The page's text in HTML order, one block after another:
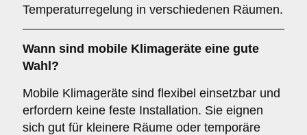
Temperaturregelung in verschiedenen Räumen.
Wann sind mobile Klimageräte eine gute
Wahl?
Mobile Klimageräte sind flexibel einsetzbar und
erfordern keine feste Installation. Sie eignen
sich gut für kleinere Räume oder temporäre